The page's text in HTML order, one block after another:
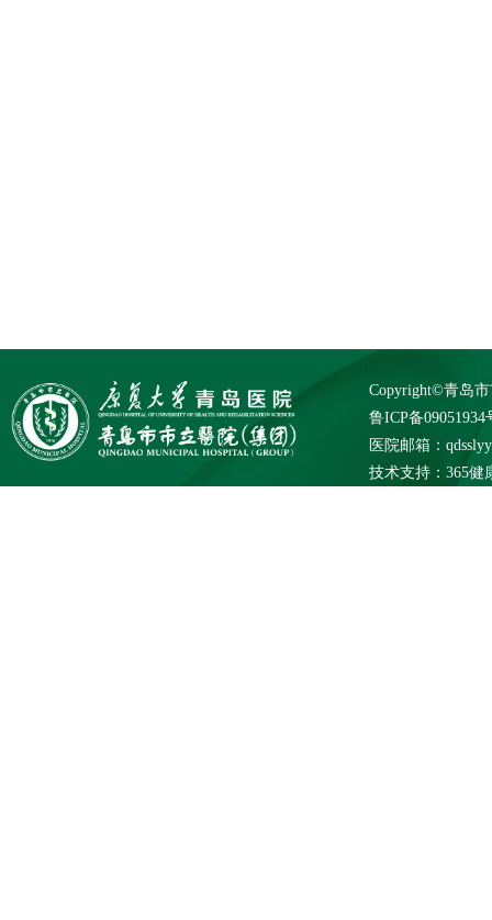
Copyright©青岛
鲁ICP备09051934
医院邮箱：
技术支持： 365健